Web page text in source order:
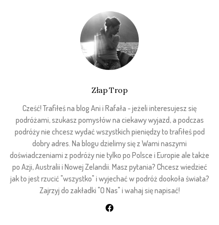
Złap Trop
Cześć! Trafiłeś na blog Ani i Rafała - jeżeli interesujesz się
podróżami, szukasz pomysłów na ciekawy wyjazd, a podczas
podróży nie chcesz wydać wszystkich pieniędzy to trafiłeś pod
dobry adres. Na blogu dzielimy się z Wami naszymi
doświadczeniami z podróży nie tylko po Polsce i Europie ale także
po Azji, Australii i Nowej Zelandii. Masz pytania? Chcesz wiedzieć
jak to jest rzucić "wszystko" i wyjechać w podróż dookoła świata?
Zajrzyj do zakładki "O Nas" i wahaj się napisać!